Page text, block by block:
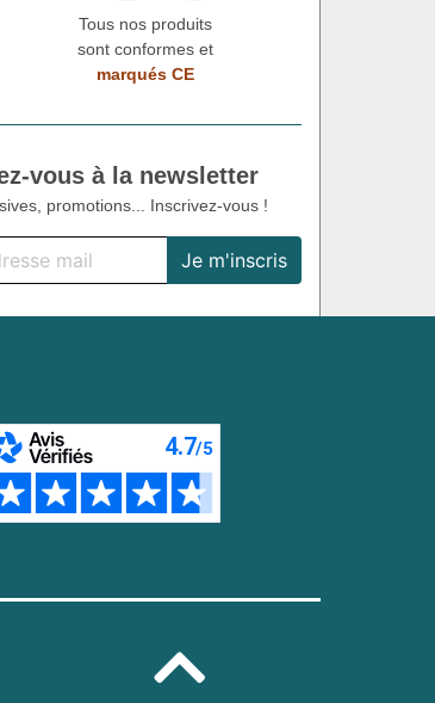
Tous nos produits
sont conformes et
marqués CE
vous à la newsletter
promotions... Inscrivez-vous !